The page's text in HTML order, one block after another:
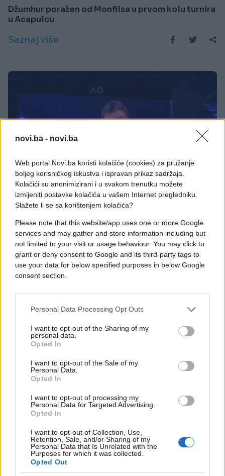
novi.ba - novi.ba
Web portal Novi.ba koristi kolačiće (cookies) za pružanje
boljeg korisničkog iskustva i ispravan prikaz sadržaja.
Kolačići su anonimizirani i u svakom trenutku možete
izmijeniti postavke kolačića u vašem Internet pregledniku.
Slažete li se sa korištenjem kolačića?
Please note that this website/app uses one or more Google
services and may gather and store information including but
not limited to your visit or usage behaviour. You may click to
grant or deny consent to Google and its third-party tags to
use your data for below specified purposes in below Google
consent section.
Personal Data Processing Opt Outs
I want to opt-out of the Sharing of my
personal data.
Opted In
I want to opt-out of the Sale of my
Personal Data.
Opted In
I want to opt-out of processing my
Personal Data for Targeted Advertising.
Opted In
I want to opt-out of Collection, Use,
Retention, Sale, and/or Sharing of my
Personal Data that Is Unrelated with the
Purposes for which it was collected.
Opted Out
Džumhur poražen od Monfilsa u prvom kolu turnira
u Acapulcu
Saznaj više
TENIS
01.02.26. 13:47
Evo šta je Alcaraz napisao na kameri nakon
pobjede u finalu protiv Đokovića
Saznaj više
TENIS
01.02.26. 13:27
Prve riječi Novaka Đokovića nakon poraza: Imao